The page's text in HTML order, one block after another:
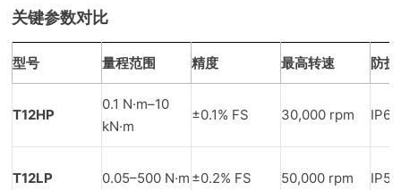
关键参数对比
型号 量程范围 精度 最高转速 防
T12HP
0.1 N·m–10
kN·m
±0.1% FS 30,000 rpm IP65
T12LP 0.05–500 N·m ±0.2% FS 50,000 rpm IP54